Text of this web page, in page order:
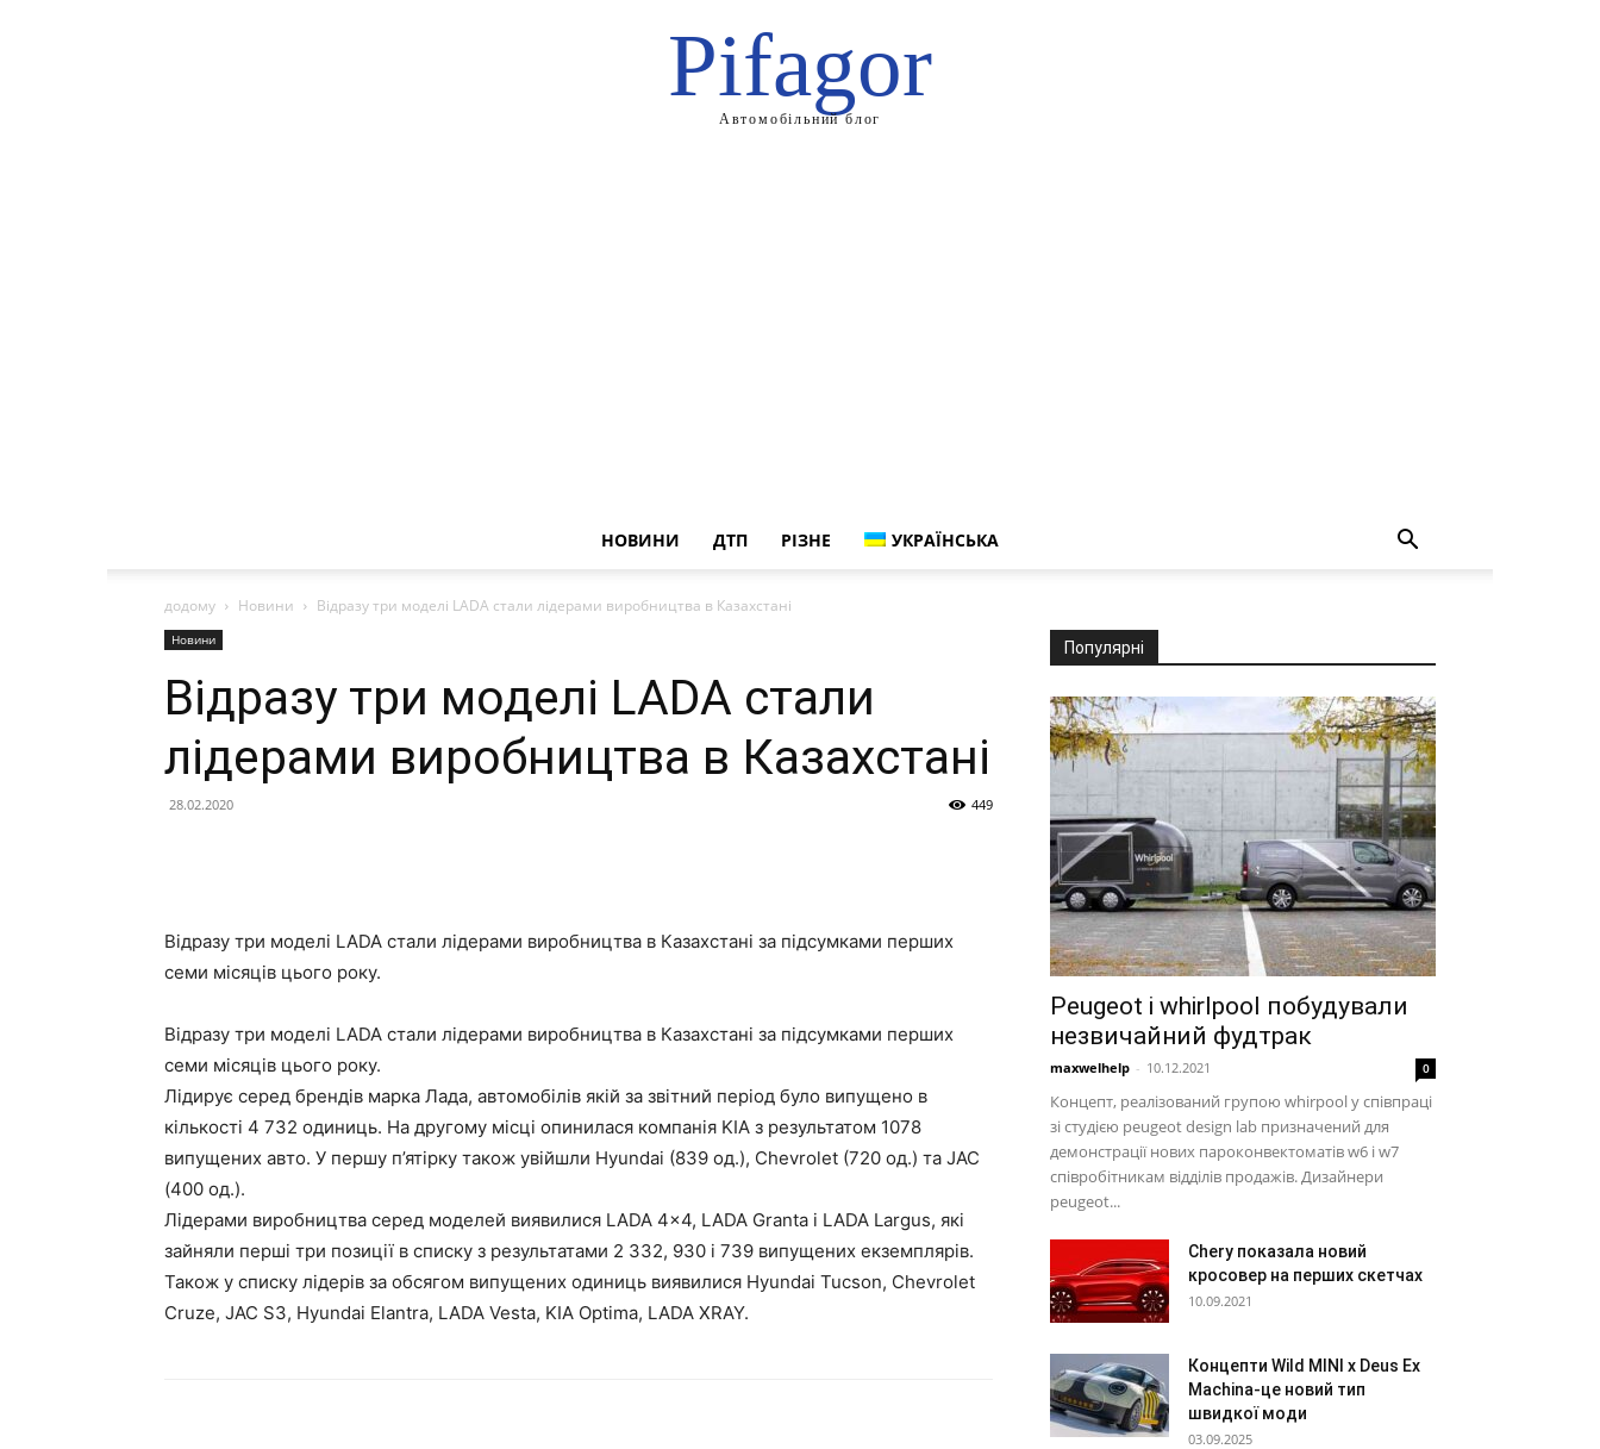
Pifagor
Автомобільний блог
НОВИНИ ДТП РІЗНЕ УКРАЇНСЬКА
додому Новини Відразу три моделі LADA стали лідерами виробництва в Казахстані
Новини
Відразу три моделі LADA стали
лідерами виробництва в Казахстані
28.02.2020 449
Відразу три моделі LADA стали лідерами виробництва в Казахстані за підсумками перших
семи місяців цього року.
Відразу три моделі LADA стали лідерами виробництва в Казахстані за підсумками перших
семи місяців цього року.
Лідирує серед брендів марка Лада, автомобілів якій за звітний період було випущено в
кількості 4 732 одиниць. На другому місці опинилася компанія KIA з результатом 1078
випущених авто. У першу п’ятірку також увійшли Hyundai (839 од.), Chevrolet (720 од.) та JAC
(400 од.).
Лідерами виробництва серед моделей виявилися LADA 4×4, LADA Granta і LADA Largus, які
зайняли перші три позиції в списку з результатами 2 332, 930 і 739 випущених екземплярів.
Також у списку лідерів за обсягом випущених одиниць виявилися Hyundai Tucson, Chevrolet
Cruze, JAC S3, Hyundai Elantra, LADA Vesta, KIA Optima, LADA XRAY.
Популярні
Peugeot і whirlpool побудували
незвичайний фудтрак
maxwelhelp - 10.12.2021 0
Концепт, реалізований групою whirpool у співпраці
зі студією peugeot design lab призначений для
демонстрації нових пароконвектоматів w6 і w7
співробітникам відділів продажів. Дизайнери
peugeot...
Chery показала новий
кросовер на перших скетчах
10.09.2021
Концепти Wild MINI x Deus Ex
Machina-це новий тип
швидкої моди
03.09.2025